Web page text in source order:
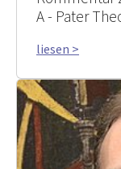
A - Pater
liesen >